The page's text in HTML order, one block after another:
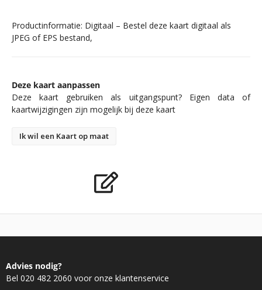
Productinformatie: Digitaal – Bestel deze kaart digitaal als
JPEG of EPS bestand,
Deze kaart aanpassen
Deze kaart gebruiken als uitgangspunt? Eigen data of
kaartwijzigingen zijn mogelijk bij deze kaart
Ik wil een Kaart op maat
Advies nodig?
Bel 020 482 2060 voor onze klantenservice